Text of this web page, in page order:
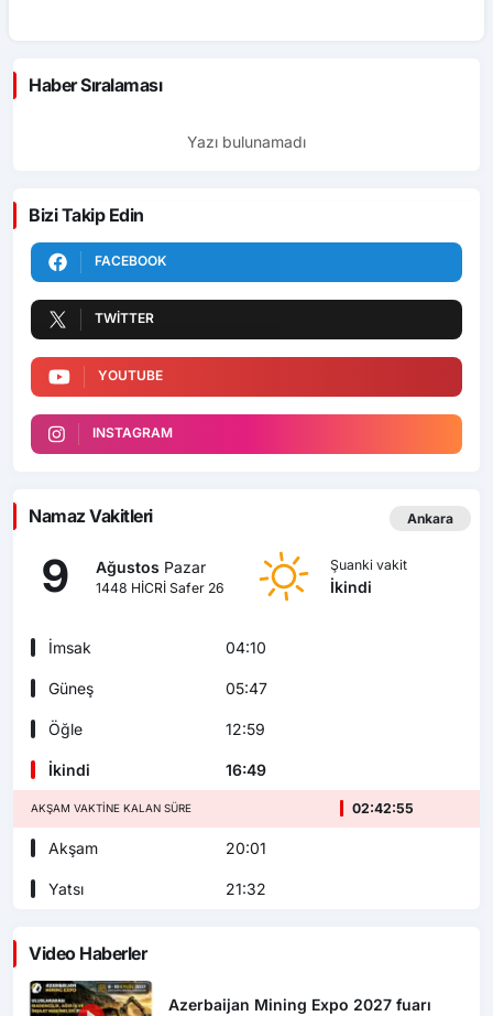
Haber Sıralaması
Yazı bulunamadı
Bizi Takip Edin
FACEBOOK
TWITTER
YOUTUBE
INSTAGRAM
Namaz Vakitleri Ankara
9 Ağustos Pazar
1448 HİCRİ Safer 26
Şuanki vakit
İkindi
İmsak 04:10
Güneş 05:47
Öğle 12:59
İkindi 16:49
AKŞAM VAKTINE KALAN SÜRE 02:42:53
Akşam 20:01
Yatsı 21:32
Video Haberler
Azerbaijan Mining Expo 2027 fuarı